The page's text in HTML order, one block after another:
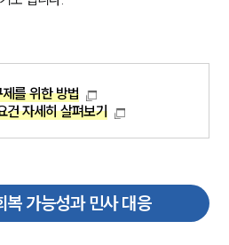
를 위한 방법
건 자세히 살펴보기
가능성과 민사 대응